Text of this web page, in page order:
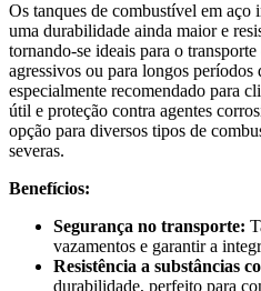
Os tanques de combustível em
uma durabilidade ainda maior e
tornando-se ideais para o
agressivos ou para longos
especialmente recomendado para
útil e proteção contra agentes
opção para diversos tipos de
severas.
Benefícios:
Segurança no transporte:
vazamentos e garantir a
Resistência a substâncias
durabilidade, perfeito para